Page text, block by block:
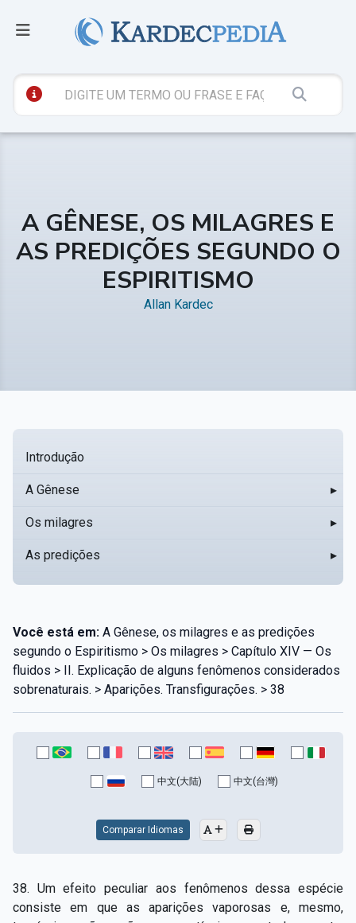
A GÊNESE, OS MILAGRES E
AS PREDIÇÕES SEGUNDO O
ESPIRITISMO
Allan Kardec
Introdução
A Gênese ▸
Os milagres ▸
As predições ▸
Você está em: A Gênese, os milagres e as predições
segundo o Espiritismo > Os milagres > Capítulo XIV — Os
fluidos > II. Explicação de alguns fenômenos considerados
sobrenaturais. > Aparições. Transfigurações. > 38
中文(大陆) 中文(台灣)
Comparar Idiomas
38. Um efeito peculiar aos fenômenos dessa espécie
consiste em que as aparições vaporosas e, mesmo,